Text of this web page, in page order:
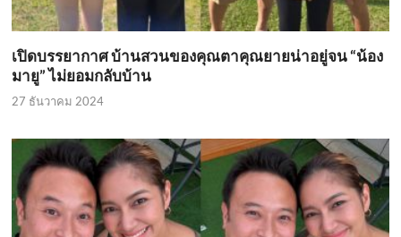
เปิดบรรยากาศ บ้านสวนของคุณตาคุณยายน่าอยู่จน “น้อง
มายู” ไม่ยอมกลับบ้าน
27 ธันวาคม 2024